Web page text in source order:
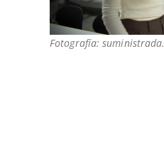
Fotografía: suministrada.